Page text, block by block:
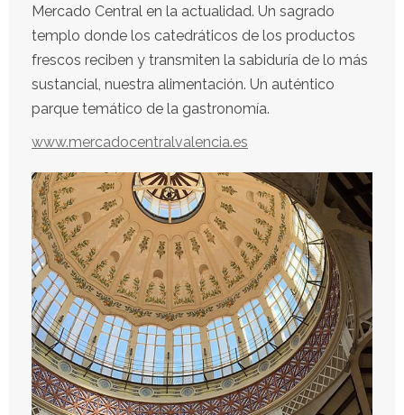
Mercado Central en la actualidad. Un sagrado
templo donde los catedráticos de los productos
frescos reciben y transmiten la sabiduría de lo más
sustancial, nuestra alimentación. Un auténtico
parque temático de la gastronomía.
www.mercadocentralvalencia.es